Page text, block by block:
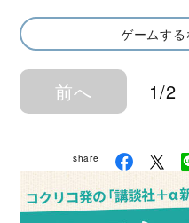
ゲームす
前へ 1/2
share